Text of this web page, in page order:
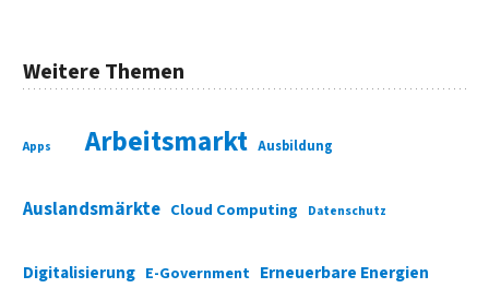
Weitere Themen
Apps Arbeitsmarkt Ausbildung
Auslandsmärkte Cloud Computing Datenschutz
Digitalisierung E-Government Erneuerbare Energien